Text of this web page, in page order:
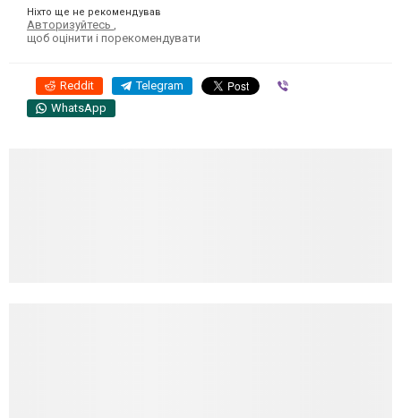
Ніхто ще не рекомендував
Авторизуйтесь
щоб оцінити і порекомендувати
Reddit Telegram
WhatsApp